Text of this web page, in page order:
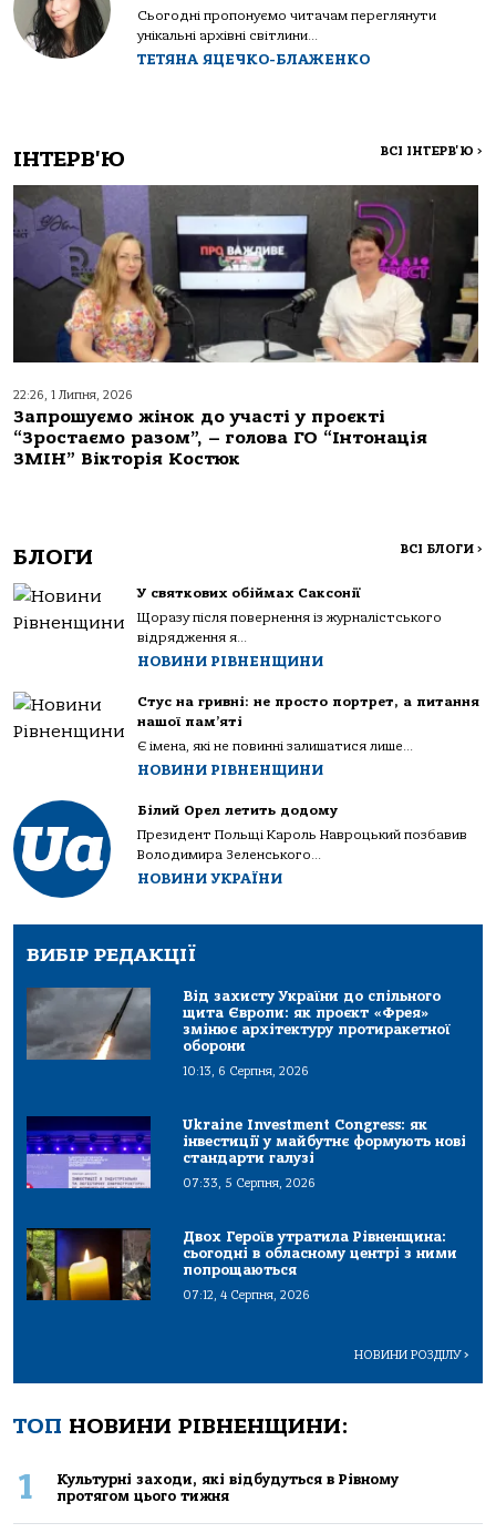
Сьогодні пропонуємо читачам переглянути
унікальні архівні світлини...
ТЕТЯНА ЯЦЕЧКО-БЛАЖЕНКО
ІНТЕРВ'Ю ВСІ ІНТЕРВ'Ю >
22:26, 1 Липня, 2026
Запрошуємо жінок до участі у проєкті
“Зростаємо разом”, – голова ГО “Інтонація
ЗМІН” Вікторія Костюк
БЛОГИ ВСІ БЛОГИ >
У святкових обіймах Саксонії
Щоразу після повернення із журналістського
відрядження я...
НОВИНИ РІВНЕНЩИНИ
Стус на гривні: не просто портрет, а питання
нашої пам’яті
Є імена, які не повинні залишатися лише...
НОВИНИ РІВНЕНЩИНИ
Білий Орел летить додому
Президент Польщі Кароль Навроцький позбавив
Володимира Зеленського...
НОВИНИ УКРАЇНИ
ВИБІР РЕДАКЦІЇ
Від захисту України до спільного
щита Європи: як проєкт «Фрея»
змінює архітектуру протиракетної
оборони
10:13, 6 Серпня, 2026
Ukraine Investment Congress: як
інвестиції у майбутнє формують нові
стандарти галузі
07:33, 5 Серпня, 2026
Двох Героїв утратила Рівненщина:
сьогодні в обласному центрі з ними
попрощаються
07:12, 4 Серпня, 2026
НОВИНИ РОЗДІЛУ>
ТОП НОВИНИ РІВНЕНЩИНИ:
1
Культурні заходи, які відбудуться в Рівному
протягом цього тижня